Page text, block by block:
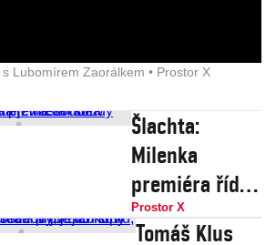
Lubomírem Zaorálkem • Prostor X
Šlachta:
Milenka
premiéra řídila
zemi, 150 kg
Prostor X
Tomáš Klus